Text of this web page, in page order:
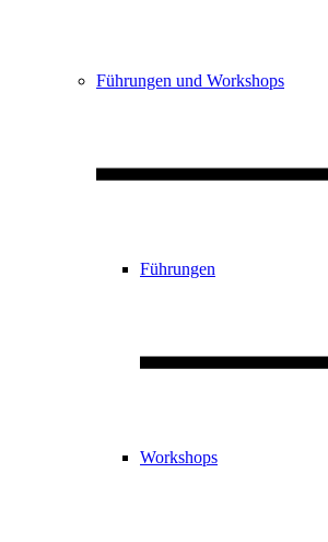
Führungen und Workshops
Führungen
Workshops